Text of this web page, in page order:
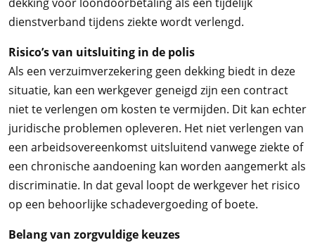
dienstverband tijdens ziekte wordt verlengd.
Risico’s van uitsluiting in de polis
Als een verzuimverzekering geen dekking biedt in deze
situatie, kan een werkgever geneigd zijn een contract
niet te verlengen om kosten te vermijden. Dit kan echter
juridische problemen opleveren. Het niet verlengen van
een arbeidsovereenkomst uitsluitend vanwege ziekte of
een chronische aandoening kan worden aangemerkt als
discriminatie. In dat geval loopt de werkgever het risico
op een behoorlijke schadevergoeding of boete.
Belang van zorgvuldige keuzes